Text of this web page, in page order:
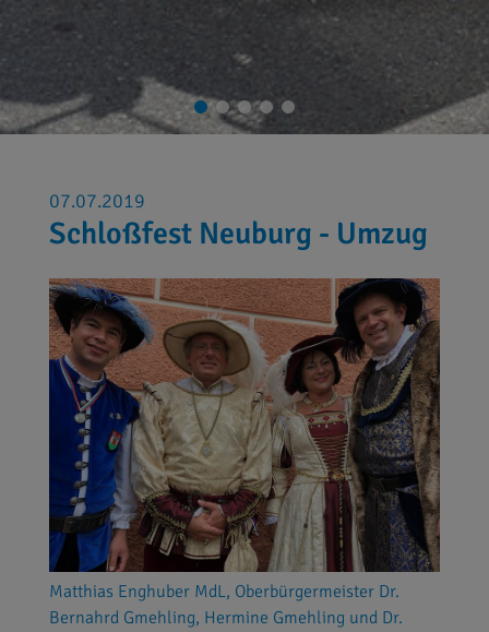
07.07.2019
Schloßfest Neuburg - Umzug
Matthias Enghuber MdL, Oberbürgermeister Dr.
Bernahrd Gmehling, Hermine Gmehling und Dr.